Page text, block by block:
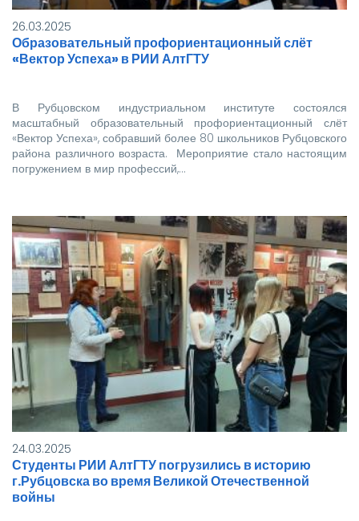
26.03.2025
Образовательный профориентационный слёт
«Вектор Успеха» в РИИ АлтГТУ
В Рубцовском индустриальном институте состоялся
масштабный образовательный профориентационный слёт
«Вектор Успеха», собравший более 80 школьников Рубцовского
района различного возраста. Мероприятие стало настоящим
погружением в мир профессий,…
24.03.2025
Студенты РИИ АлтГТУ погрузились в историю
г.Рубцовска во время Великой Отечественной
войны